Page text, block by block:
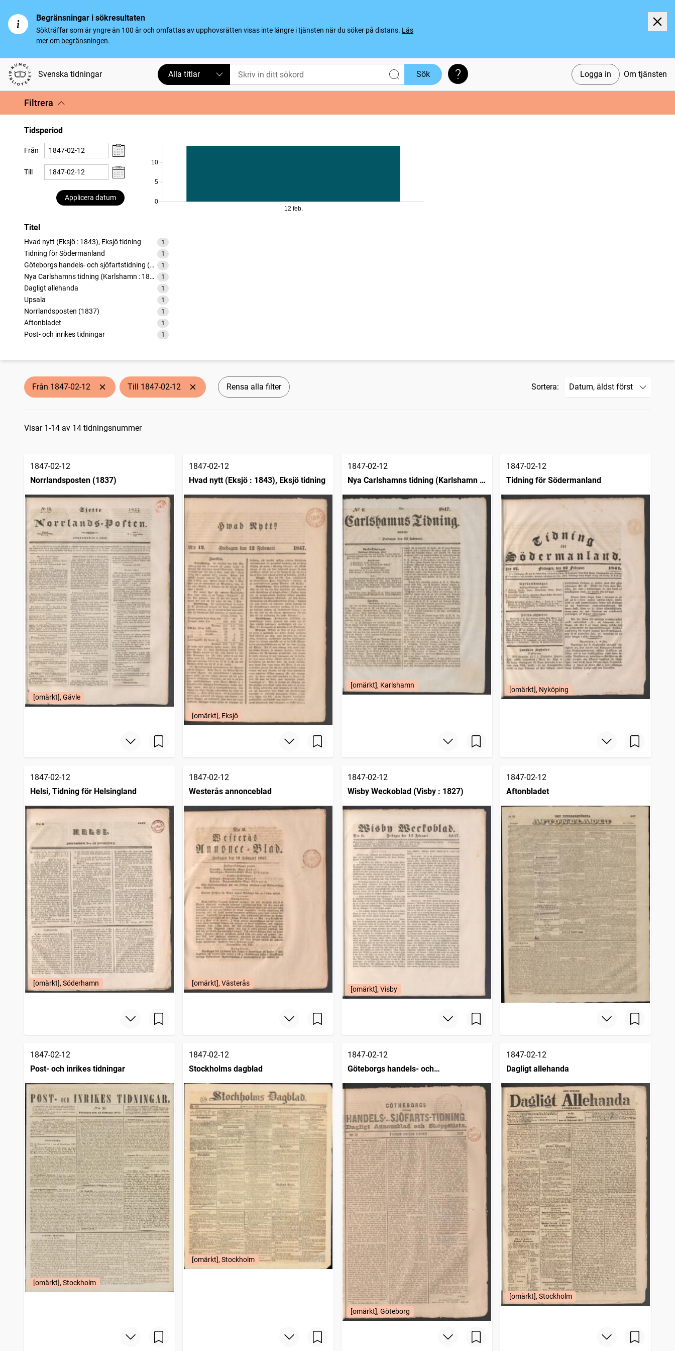
Begränsningar i sökresultaten
Sökträffar som är yngre än 100 år och omfattas av upphovsrätten visas inte längre i tjänsten när du söker på distans. Läs
mer om begränsningen.
Svenska tidningar Logga in Om tjänsten
Alla titlar Sök Söktips
Filtrera
Tidsperiod
Från
Till
Applicera datum
0
5
10
12 feb.
Titel
Hvad nytt (Eksjö : 1843), Eksjö tidning 1
träffar
Tidning för Södermanland
1
träffar
Göteborgs handels- och sjöfartstidning (1832)
1
träffar
Nya Carlshamns tidning (Karlshamn : 1841)
1
träffar
Dagligt allehanda
1
träffar
Upsala
1
träffar
Norrlandsposten (1837)
1
träffar
Aftonbladet
1
träffar
Post- och inrikes tidningar
1
träffar
träffar
Helsi, Tidning för Helsingland
träffar
Nya Wexjöbladet
träffar
Från 1847-02-12 Till 1847-02-12 Rensa alla filter Sortera:
Sökresultat
Visar 1-14 av 14 tidningsnummer
1847-02-12
Norrlandsposten (1837)
[omärkt], Gävle
1847-02-12
Hvad nytt (Eksjö : 1843), Eksjö tidning
[omärkt], Eksjö
1847-02-12
Nya Carlshamns tidning (Karlshamn :
1841)
[omärkt], Karlshamn
1847-02-12
Tidning för Södermanland
[omärkt], Nyköping
1847-02-12
Helsi, Tidning för Helsingland
[omärkt], Söderhamn
1847-02-12
Westerås annonceblad
[omärkt], Västerås
1847-02-12
Wisby Weckoblad (Visby : 1827)
[omärkt], Visby
1847-02-12
Aftonbladet
1847-02-12
Post- och inrikes tidningar
[omärkt], Stockholm
1847-02-12
Stockholms dagblad
[omärkt], Stockholm
1847-02-12
Göteborgs handels- och
sjöfartstidning (1832)
[omärkt], Göteborg
1847-02-12
Dagligt allehanda
[omärkt], Stockholm